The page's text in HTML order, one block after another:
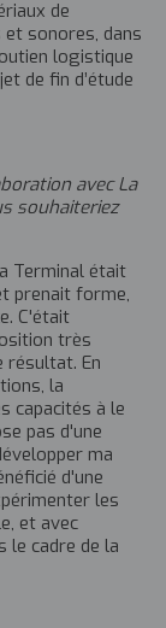
de
sonores, dans
logistique
de fin d’étude
avec La
souhaiteriez
Terminal était
prenait forme,
C'était
très
résultat. En
la
capacités à le
pas d'une
ma
d'une
les
et avec
le cadre de la